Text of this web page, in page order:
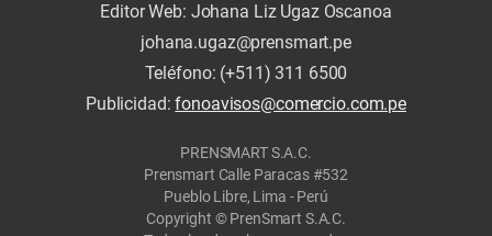
Editor Web: Johana Liz Ugaz Oscanoa
johana.ugaz@prensmart.pe
Teléfono: (+511) 311 6500
Publicidad:fonoavisos@comercio.com.pe
PRENSMART S.A.C.
Prensmart Calle Paracas #532
Pueblo Libre, Lima - Perú
Copyright © PrenSmart S.A.C.